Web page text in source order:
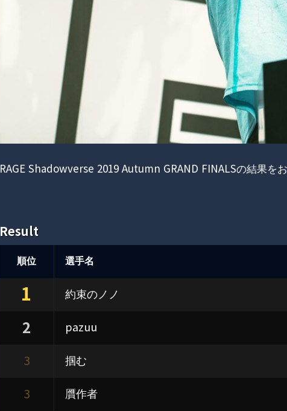
RAGE Shadowverse 2019 Autumn GRAND FINALSの結果をお
Result
順位 選手名
1 約束のノノ
2 pazuu
3 掴む
3 贋作者